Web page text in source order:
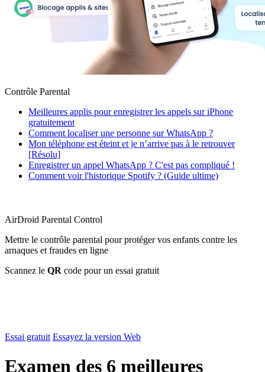
Contrôle Parental
Meilleures applis pour enregistrer les appels sur iPhone
gratuitement
Comment localiser une personne sur WhatsApp ?
Mon téléphone est éteint et je n’arrive pas à le retrouver
[Résolu]
Enregistrer un appel WhatsApp ? C'est pas compliqué !
Comment voir l'historique Spotify ? (Guide ultime)
AirDroid Parental Control
Mettre le contrôle parental pour protéger vos enfants contre les
arnaques et fraudes en ligne
Scannez le QR code pour un essai gratuit
Essai gratuit Essayez la version Web
Examen des 6 meilleures